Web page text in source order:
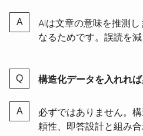
AIは文章の意味を推測
なるためです。誤読を
構造化データを入れれ
必ずではありません。
頼性、即答設計と組み